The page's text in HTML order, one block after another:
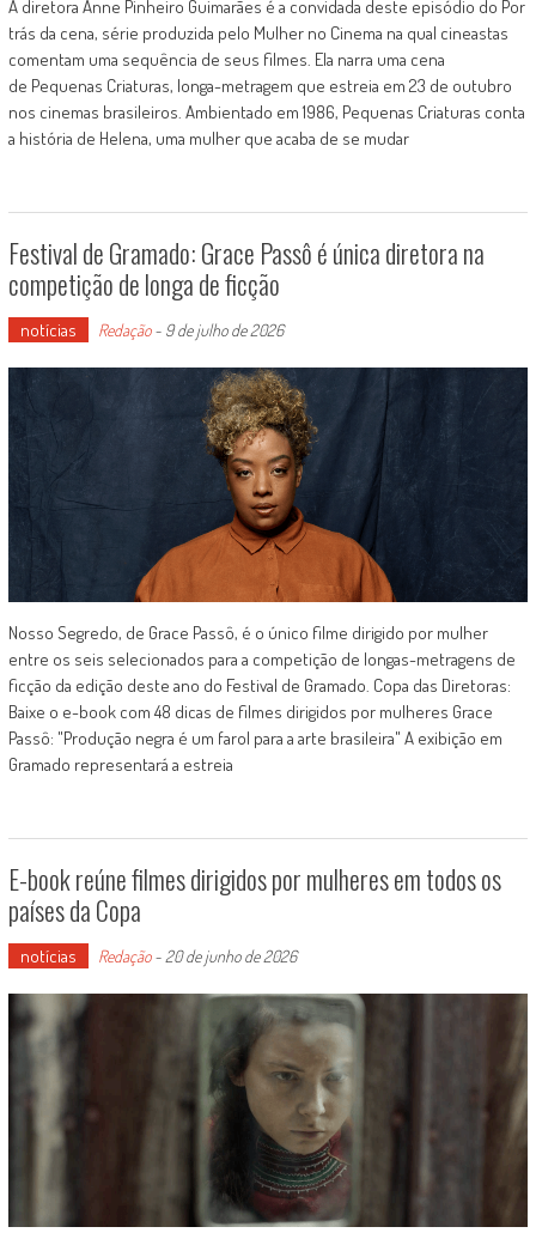
A diretora Anne Pinheiro Guimarães é a convidada deste episódio do Por
trás da cena, série produzida pelo Mulher no Cinema na qual cineastas
comentam uma sequência de seus filmes. Ela narra uma cena
de Pequenas Criaturas, longa-metragem que estreia em 23 de outubro
nos cinemas brasileiros. Ambientado em 1986, Pequenas Criaturas conta
a história de Helena, uma mulher que acaba de se mudar
Festival de Gramado: Grace Passô é única diretora na
competição de longa de ficção
notícias Redação- 9 de julho de 2026
Nosso Segredo, de Grace Passô, é o único filme dirigido por mulher
entre os seis selecionados para a competição de longas-metragens de
ficção da edição deste ano do Festival de Gramado. Copa das Diretoras:
Baixe o e-book com 48 dicas de filmes dirigidos por mulheres Grace
Passô: "Produção negra é um farol para a arte brasileira" A exibição em
Gramado representará a estreia
E-book reúne filmes dirigidos por mulheres em todos os
países da Copa
notícias Redação- 20 de junho de 2026